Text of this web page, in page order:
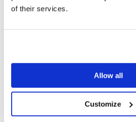
of their services.
Allow all
Customize
Nein
Kreditkarte getätigten Zahlungen
haben Zugriff auf diejenigen Ihrer
Daten, die sie zur Erfüllung ihrer
Außerdem müssen sie
Übereinstimmung mit dieser
sämtlichen relevanten
Schutz von Linn und